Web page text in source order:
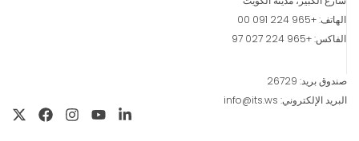
الهاتف: +965 224 091 00
الفاكس: +965 224 027 97
صندوق بريد: 26729
البريد الإلكتروني: info@its.ws